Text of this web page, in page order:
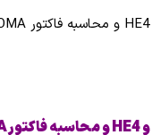
وHE4و محاسبه فاکتور